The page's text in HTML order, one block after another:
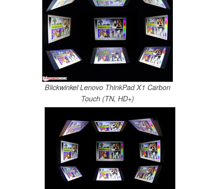
Blickwinkel Lenovo ThinkPad X1 Carbon
Touch (TN, HD+)